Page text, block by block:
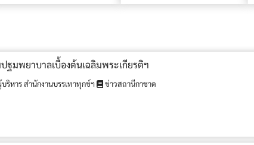
ฐมพยาบาลเบื้องต้นเฉลิมพระเกียรติฯ
ริหาร สำนักงานบรรเทาทุกข์ฯ ข่าวสถานีกาชาด